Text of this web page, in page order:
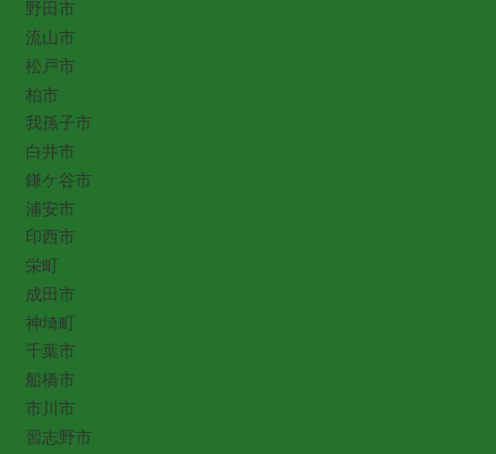
野田市
流山市
松戸市
柏市
我孫子市
白井市
鎌ケ谷市
浦安市
印西市
栄町
成田市
神埼町
千葉市
船橋市
市川市
習志野市